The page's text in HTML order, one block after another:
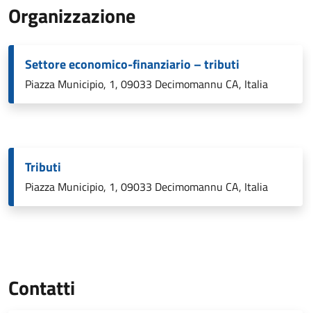
Organizzazione
Settore economico-finanziario – tributi
Piazza Municipio, 1, 09033 Decimomannu CA, Italia
Tributi
Piazza Municipio, 1, 09033 Decimomannu CA, Italia
Contatti